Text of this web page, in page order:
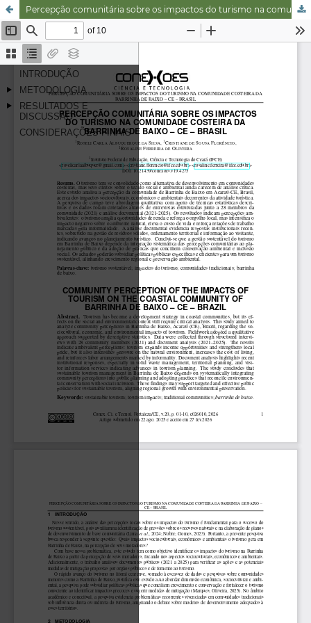
Percepção comunitária sobre os impactos do turismo na comunidade costeira da Barrinha de Baixo – CE – Brasil